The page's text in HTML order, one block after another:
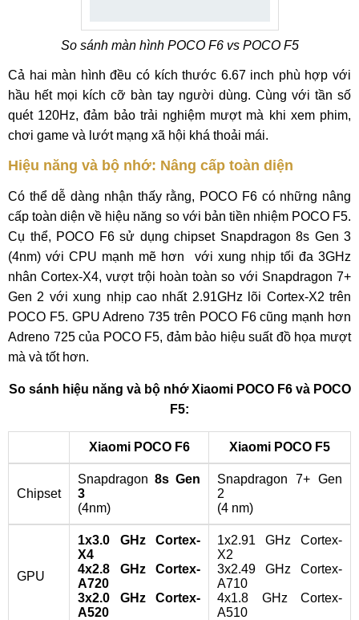
So sánh màn hình POCO F6 vs POCO F5
Cả hai màn hình đều có kích thước 6.67 inch phù hợp với
hầu hết mọi kích cỡ bàn tay người dùng. Cùng với tần số
quét 120Hz, đảm bảo trải nghiệm mượt mà khi xem phim,
chơi game và lướt mạng xã hội khá thoải mái.
Hiệu năng và bộ nhớ: Nâng cấp toàn diện
Có thể dễ dàng nhận thấy rằng, POCO F6 có những nâng
cấp toàn diện về hiệu năng so với bản tiền nhiệm POCO F5.
Cụ thể, POCO F6 sử dụng chipset Snapdragon 8s Gen 3
(4nm) với CPU mạnh mẽ hơn với xung nhịp tối đa 3GHz
nhân Cortex-X4, vượt trội hoàn toàn so với Snapdragon 7+
Gen 2 với xung nhịp cao nhất 2.91GHz lõi Cortex-X2 trên
POCO F5. GPU Adreno 735 trên POCO F6 cũng mạnh hơn
Adreno 725 của POCO F5, đảm bảo hiệu suất đồ họa mượt
mà và tốt hơn.
So sánh hiệu năng và bộ nhớ Xiaomi POCO F6 và POCO
F5:
Xiaomi POCO F6 Xiaomi POCO F5
Chipset
Snapdragon 8s Gen
3
(4nm)
Snapdragon 7+ Gen
2
(4 nm)
GPU
1x3.0 GHz Cortex-
X4
4x2.8 GHz Cortex-
A720
3x2.0 GHz Cortex-
A520
1x2.91 GHz Cortex-
X2
3x2.49 GHz Cortex-
A710
4x1.8 GHz Cortex-
A510